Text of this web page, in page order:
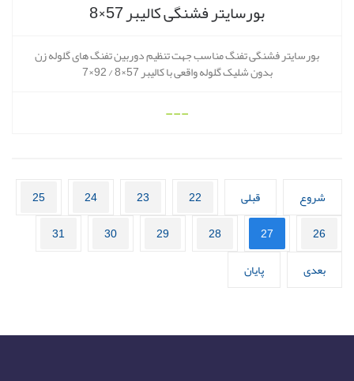
بورسایتر فشنگی کالیبر 57×8
بورسایتر فشنگی تفنگ مناسب جهت تنظیم دوربین تفنگ های گلوله زن
بدون شلیک گلوله واقعی با کالیبر 57×8 / 92×7
---
شروع قبلی 22
23
24
25
26
27
28
29
30
31
بعدی
پایان